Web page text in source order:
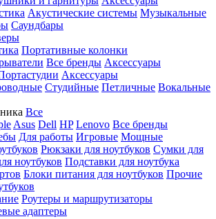
Акустические системы Музыкальные
Саундбары
Портативные колонки
Все бренды Аксессуары
Аксессуары
Студийные Петличные Вокальные
Все
Asus Dell HP Lenovo Все бренды
Для работы Игровые Мощные
Рюкзаки для ноутбуков Сумки для
ноутбуков Подставки для ноутбука
Блоки питания для ноутбуков Прочие
Роутеры и маршрутизаторы
адаптеры